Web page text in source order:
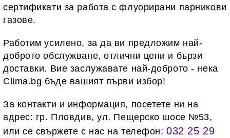
сертификати за работа с флуорирани парникови
газове.
Работим усилено, за да ви предложим най-
доброто обслужване, отлични цени и бързи
доставки. Вие заслужавате най-доброто - нека
Clima.bg бъде вашият първи избор!
За контакти и информация, посетете ни на
адрес: гр. Пловдив, ул. Пещерско шосе №53,
или се свържете с нас на телефон: 032 25 29